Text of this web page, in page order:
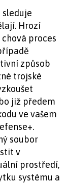
sleduje
Hrozí
proces
způsob
trojské
již předem
ve vašem
soubor
v
prostředí,
systému a